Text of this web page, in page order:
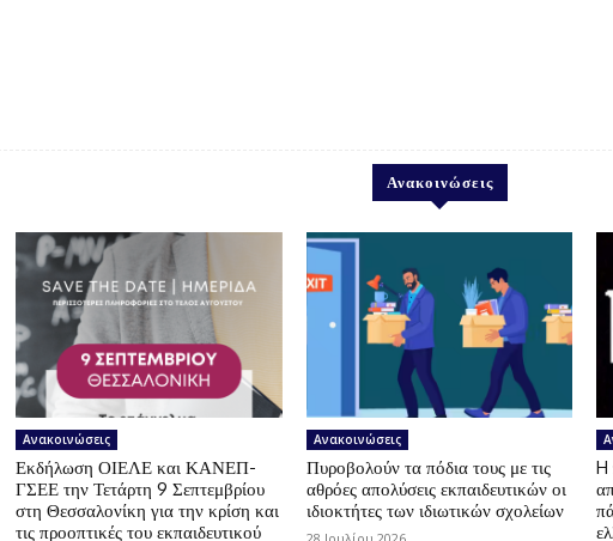
Ανακοινώσεις
Ανακοινώσεις
Εκδήλωση ΟΙΕΛΕ και ΚΑΝΕΠ-
ΓΣΕΕ την Τετάρτη 9 Σεπτεμβρίου
στη Θεσσαλονίκη για την κρίση και
τις προοπτικές του εκπαιδευτικού
Ανακοινώσεις
Πυροβολούν τα πόδια τους με τις
αθρόες απολύσεις εκπαιδευτικών οι
ιδιοκτήτες των ιδιωτικών σχολείων
H